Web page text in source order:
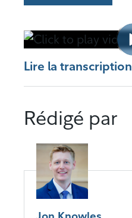
Lire la transcription
Rédigé par